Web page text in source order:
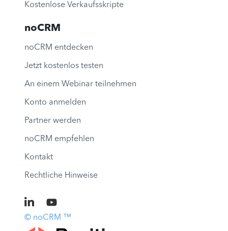
Kostenlose Verkaufsskripte
noCRM
noCRM entdecken
Jetzt kostenlos testen
An einem Webinar teilnehmen
Konto anmelden
Partner werden
noCRM empfehlen
Kontakt
Rechtliche Hinweise
© noCRM ™